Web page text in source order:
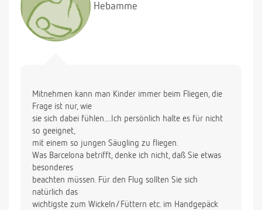
Hebamme
Mitnehmen kann man Kinder immer beim Fliegen, die
Frage ist nur, wie
sie sich dabei fühlen....Ich persönlich halte es für nicht
so geeignet,
mit einem so jungen Säugling zu fliegen.
Was Barcelona betrifft, denke ich nicht, daß Sie etwas
besonderes
beachten müssen. Für den Flug sollten Sie sich
natürlich das
wichtigste zum Wickeln/Füttern etc. im Handgepäck